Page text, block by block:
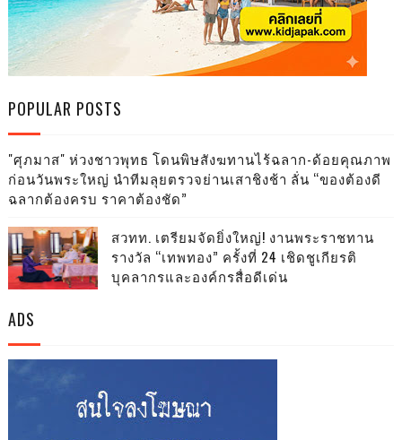
POPULAR POSTS
"ศุภมาส" ห่วงชาวพุทธ โดนพิษสังฆทานไร้ฉลาก-ด้อยคุณภาพ
ก่อนวันพระใหญ่ นำทีมลุยตรวจย่านเสาชิงช้า ลั่น “ของต้องดี
ฉลากต้องครบ ราคาต้องชัด”
สวทท. เตรียมจัดยิ่งใหญ่! งานพระราชทาน
รางวัล “เทพทอง” ครั้งที่ 24 เชิดชูเกียรติ
บุคลากรและองค์กรสื่อดีเด่น
ADS